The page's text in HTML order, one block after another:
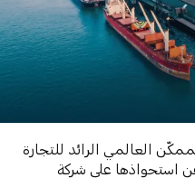
العالمي الرائد للتجارة
استحواذها على شركة